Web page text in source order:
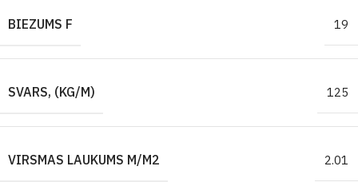
BIEZUMS F 19
SVARS, (KG/M) 125
VIRSMAS LAUKUMS M/M2 2.01